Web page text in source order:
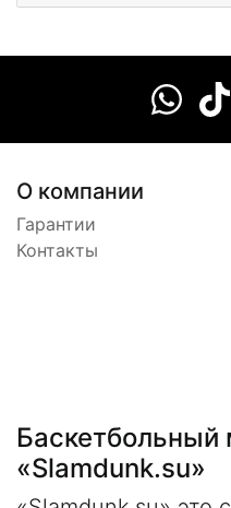
О компании
Гарантии
Контакты
Баскетбольный
«Slamdunk.su»